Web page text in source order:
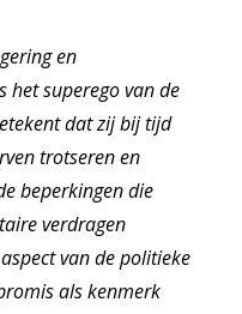
en
het superego van de
dat zij bij tijd
trotseren en
beperkingen die
verdragen
van de politieke
als kenmerk